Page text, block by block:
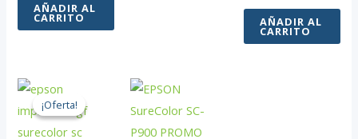
AÑADIR AL
CARRITO AÑADIR AL
CARRITO
¡Oferta!
¡Oferta!